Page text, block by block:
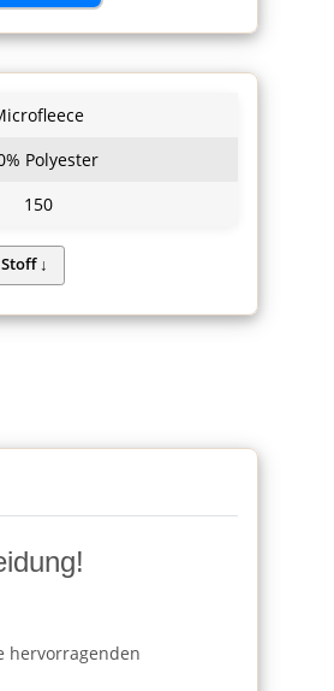
Polyester
150
hervorragenden